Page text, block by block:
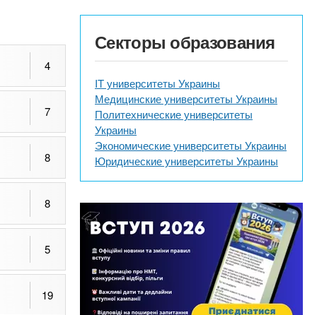
4
7
8
8
5
19
Секторы образования
IT университеты Украины
Медицинские университеты Украины
Политехнические университеты
Украины
Экономические университеты Украины
Юридические университеты Украины